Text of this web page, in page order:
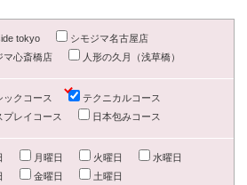
tokyo
シモジマ名古屋店
マ心斎橋店
人形の久月（浅草橋）
ックコース
テクニカルコース
プレイコース
日本包みコース
月曜日 火曜日
水曜日
金曜日 土曜日